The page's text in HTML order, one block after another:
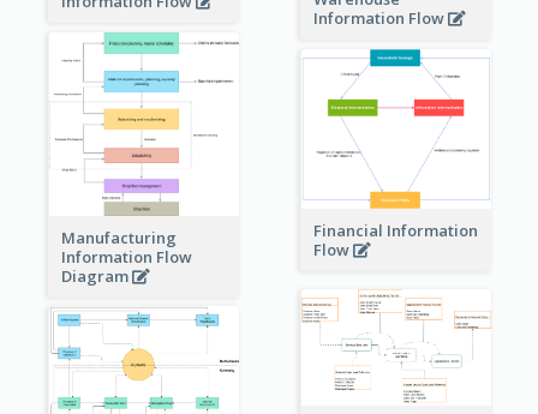
Information Flow
Manufacturing
Information Flow
Diagram
Financial Information
Flow